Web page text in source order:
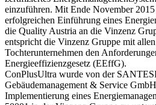
einzuführen. Mit Ende November
erfolgreichen Einführung eines
die Quality Austria an die Vinzenz
entspricht die Vinzenz Gruppe mit
Tochterunternehmen den
Energieeffizienzgesetz (EEffG).
ConPlusUltra wurde von der
Gebäudemanagement & Service
Implementierung eines